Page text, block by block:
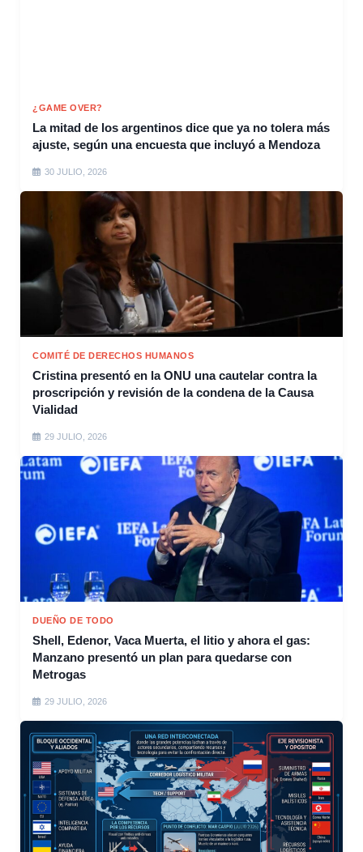
¿GAME OVER?
La mitad de los argentinos dice que ya no tolera más
ajuste, según una encuesta que incluyó a Mendoza
30 JULIO, 2026
COMITÉ DE DERECHOS HUMANOS
Cristina presentó en la ONU una cautelar contra la
proscripción y revisión de la condena de la Causa
Vialidad
29 JULIO, 2026
DUEÑO DE TODO
Shell, Edenor, Vaca Muerta, el litio y ahora el gas:
Manzano presentó un plan para quedarse con
Metrogas
29 JULIO, 2026